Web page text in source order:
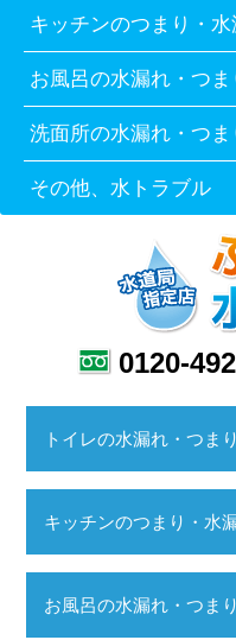
キッチンのつまり・
お風呂の水漏れ・つま
洗面所の水漏れ・つま
その他、水トラブル
0120-
トイレの水漏れ・つま
キッチンのつまり・水
お風呂の水漏れ・つま